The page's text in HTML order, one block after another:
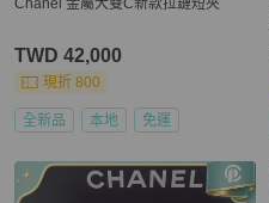
Chanel 金屬大雙C新款拉鏈短夾
TWD 42,000
現折 800
全新品 本地 免運